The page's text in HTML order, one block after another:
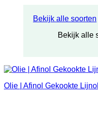
Bekijk alle soorten
Bekijk alle
Olie | Afinol Gekookte